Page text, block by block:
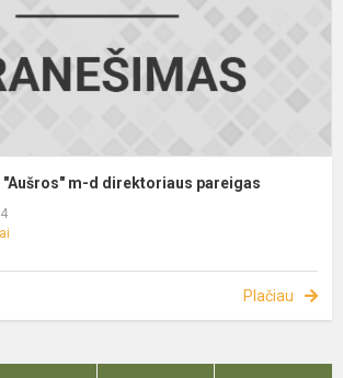
"Aušros" m-d direktoriaus pareigas
Plačiau